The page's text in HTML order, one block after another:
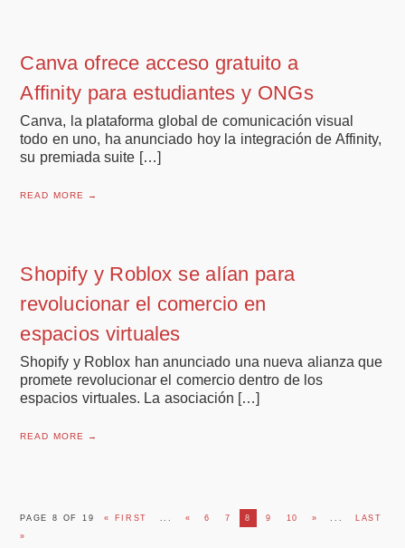
Canva ofrece acceso gratuito a
Affinity para estudiantes y ONGs
Canva, la plataforma global de comunicación visual
todo en uno, ha anunciado hoy la integración de Affinity,
su premiada suite […]
READ MORE →
Shopify y Roblox se alían para
revolucionar el comercio en
espacios virtuales
Shopify y Roblox han anunciado una nueva alianza que
promete revolucionar el comercio dentro de los
espacios virtuales. La asociación […]
READ MORE →
PAGE 8 OF 19 « FIRST ... « 6 7 8 9 10 » ...
LAST
»